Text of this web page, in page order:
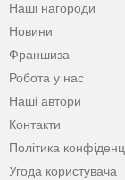
Наші нагороди
Новини
Франшиза
Робота у нас
Наші автори
Контакти
Політика
Угода користувача